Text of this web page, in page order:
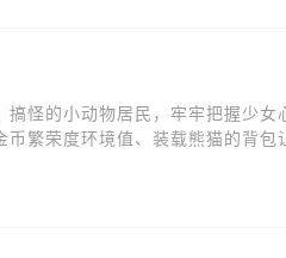
搞怪的小动物居民，牢牢把握少
繁荣度环境值、装载熊猫的背包